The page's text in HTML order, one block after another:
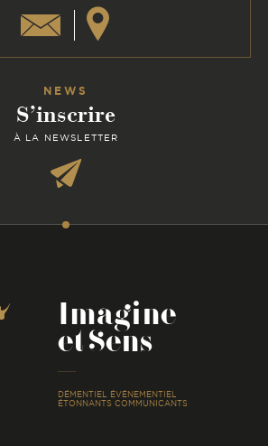
NEWS
S’inscrire
À LA NEWSLETTER
Imagine
et Sens
DÉMENTIEL ÉVÉNEMENTIEL
ÉTONNANTS COMMUNICANTS